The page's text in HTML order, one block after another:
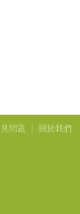
問題 關於我們